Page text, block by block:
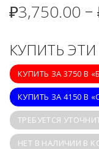
₽3,750.00 –
КУПИТЬ
КУПИТЬ ЗА 3750 В
КУПИТЬ ЗА 4150 В
ТРЕБУЕТСЯ
НЕТ В НАЛИЧИИ В